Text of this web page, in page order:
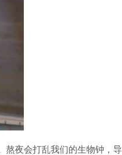
熬夜会打乱我们的生物钟，导